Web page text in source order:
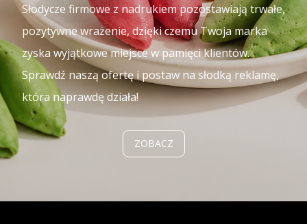
Słodycze firmowe z nadrukiem pozostawiają trwałe,
pozytywne wrażenie, dzięki czemu Twoja marka
zyska wyjątkowe miejsce w pamięci klientów.
Sprawdź naszą ofertę i postaw na słodką reklamę,
która naprawdę działa!
ZOBACZ